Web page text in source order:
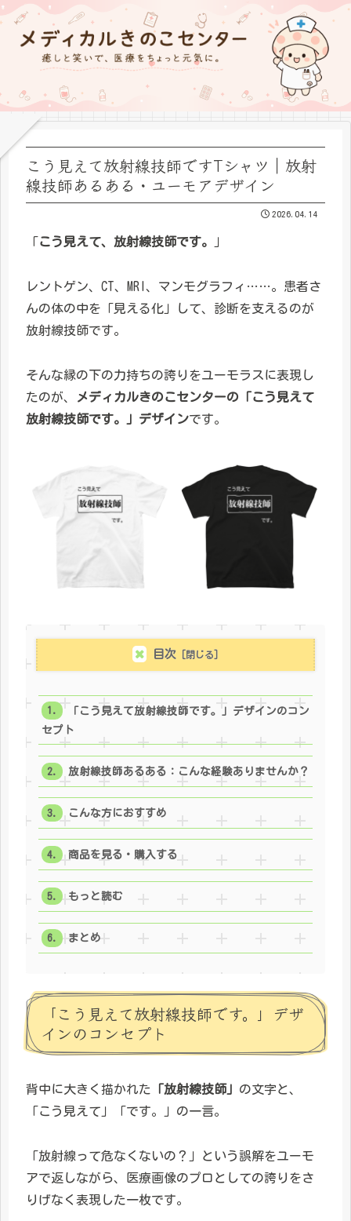
こう見えて放射線技師ですTシャツ｜放射
線技師あるある・ユーモアデザイン
2026.04.14
「こう見えて、放射線技師です。 」
レントゲン、CT、MRI、マンモグラフィ……。患者さ
んの体の中を「見える化」して、診断を支えるのが
放射線技師です。
そんな縁の下の力持ちの誇りをユーモラスに表現し
たのが、
メディカルきのこセンターの「こう見えて
放射線技師です。」デザインです。
目次
「こう見えて放射線技師です。」デザインのコン
セプト
放射線技師あるある：こんな経験ありませんか？
こんな方におすすめ
商品を見る・購入する
もっと読む
まとめ
「こう見えて放射線技師です。」デザ
インのコンセプト
背中に大きく描かれた 「放射線技師」 の文字と、
「こう見えて」「です。」の一言。
「放射線って危なくないの？」という誤解をユーモ
アで返しながら、医療画像のプロとしての誇りをさ
りげなく表現した一枚です。